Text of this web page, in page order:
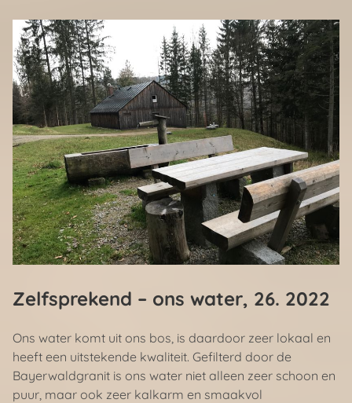
Zelfsprekend – ons water, 26. 2022
Ons water komt uit ons bos, is daardoor zeer lokaal en
heeft een uitstekende kwaliteit. Gefilterd door de
Bayerwaldgranit is ons water niet alleen zeer schoon en
puur, maar ook zeer kalkarm en smaakvol